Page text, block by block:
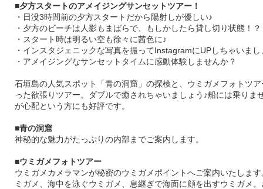
■夕方スタートのアメイジングサンセットツアー！
・日没3時間前の夕方スタートだから陽射しが優しい♪
・夕方のビーチは人影もまばらで、もしかしたら貸し切り状態！？
・スタート時は明るい空も徐々に茜色に♪
・インスタジェニックな写真を撮ってInstagramにUPしちゃいまし
・アメイジングなサンセットタイムに感動体験しませんか？
石垣島の人気スポット「青の洞窟」の探検と、ウミガメフォトツ
った欲張りツアー。ダブルで癒されちゃいましょう♪船には乗りま
が心配という方にも好評です。
■青の洞窟
神秘的な魅力がたっぷりの内部までご案内します。
■ウミガメフォトツアー
ウミガメカメラマンが秘密のウミガメポイントへご案内いたしま
ミガメ、海中を泳ぐウミガメ、息継ぎで海面に顔を出すウミガメ